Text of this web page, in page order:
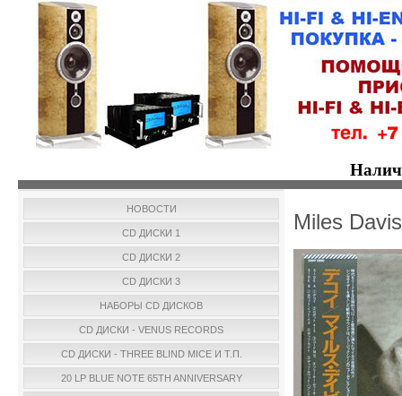
НОВОСТИ
CD ДИСКИ 1
CD ДИСКИ 2
CD ДИСКИ 3
НАБОРЫ CD ДИСКОВ
CD ДИСКИ - VENUS RECORDS
CD ДИСКИ - THREE BLIND MICE И Т.П.
20 LP BLUE NOTE 65TH ANNIVERSARY
Miles